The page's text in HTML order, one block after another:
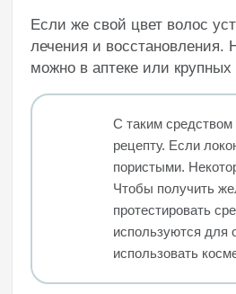
Если же свой цвет волос
лечения и восстановления.
можно в аптеке или крупных
С таким средством
рецепту. Если
пористыми.
Чтобы получить
протестировать
используются для
использовать